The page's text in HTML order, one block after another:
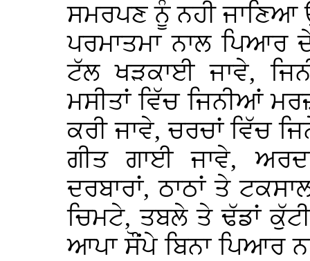
ਸਮਰਪਣ ਨੂੰ ਨਹੀ ਜਾਣਿਆ
ਪਰਮਾਤਮਾ ਨਾਲ ਪਿਆਰ
ਟੱਲ ਖੜਕਾਈ ਜਾਵੇ,
ਮਸੀਤਾਂ ਵਿੱਚ ਜਿਨੀਆਂ
ਕਰੀ ਜਾਵੇ, ਚਰਚਾਂ ਵਿੱਚ
ਗੀਤ ਗਾਈ ਜਾਵੇ,
ਦਰਬਾਰਾਂ, ਠਾਠਾਂ ਤੇ
ਚਿਮਟੇ, ਤਬਲੇ ਤੇ ਢੱਡਾਂ
ਆਪਾ ਸੌਂਪੇ ਬਿਨਾ ਪਿਆਰ